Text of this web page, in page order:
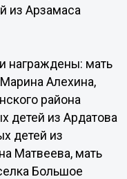
из Арзамаса
награждены: мать
Алехина,
района
детей из Ардатова
детей из
Матвеева, мать
Большое